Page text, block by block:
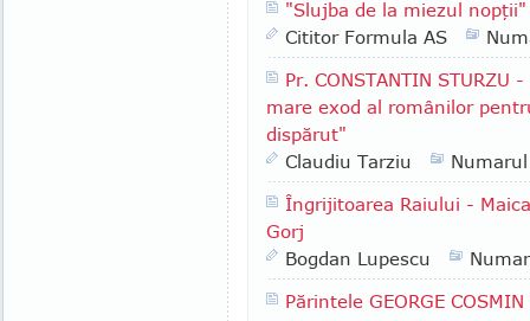
"Slujba de la miezul nopţii"
Cititor Formula AS
Pr. CONSTANTIN
mare exod al românilor
dispărut"
Claudiu Tarziu
Îngrijitoarea Raiului -
Gorj
Bogdan Lupescu
Părintele GEORGE